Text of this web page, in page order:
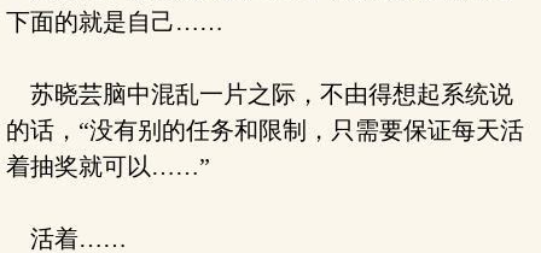
下面的就是自己……
苏晓芸脑中混乱一片之际，不由得想起系统说
的话，“没有别的任务和限制，只需要保证每天活
着抽奖就可以……”
活着……